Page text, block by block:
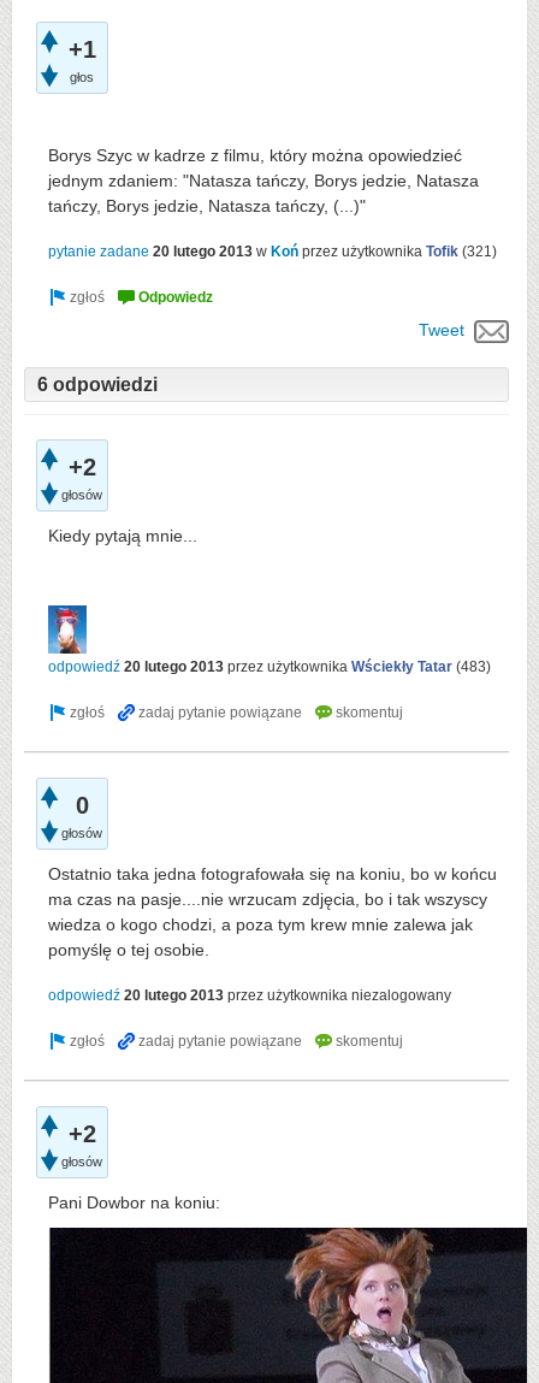
+1
głos
Borys Szyc w kadrze z filmu, który można opowiedzieć
jednym zdaniem: "Natasza tańczy, Borys jedzie, Natasza
tańczy, Borys jedzie, Natasza tańczy, (...)"
pytanie zadane 20 lutego 2013 w Koń przez użytkownika Tofik (321)
Tweet
6 odpowiedzi
+2
głosów
Kiedy pytają mnie...
odpowiedź 20 lutego 2013 przez użytkownika Wściekły Tatar (483)
0
głosów
Ostatnio taka jedna fotografowała się na koniu, bo w końcu
ma czas na pasje....nie wrzucam zdjęcia, bo i tak wszyscy
wiedza o kogo chodzi, a poza tym krew mnie zalewa jak
pomyślę o tej osobie.
odpowiedź 20 lutego 2013 przez użytkownika niezalogowany
+2
głosów
Pani Dowbor na koniu: